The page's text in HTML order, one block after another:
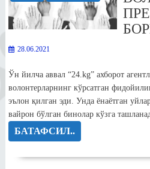
28.06.2021
Ўн йилча аввал “24.kg” ахборот
волонтерларнинг кўрсатган
эълон қилган эди. Унда ёнаётган
вайрон бўлган бинолар кўзга
БАТАФСИЛ..